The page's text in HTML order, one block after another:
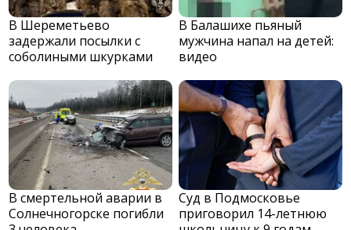
В Шереметьево
задержали посылки с
соболиными шкурками
В Балашихе пьяный
мужчина напал на детей:
видео
В смертельной аварии в
Солнечногорске погибли
Суд в Подмосковье
приговорил 14-летнюю